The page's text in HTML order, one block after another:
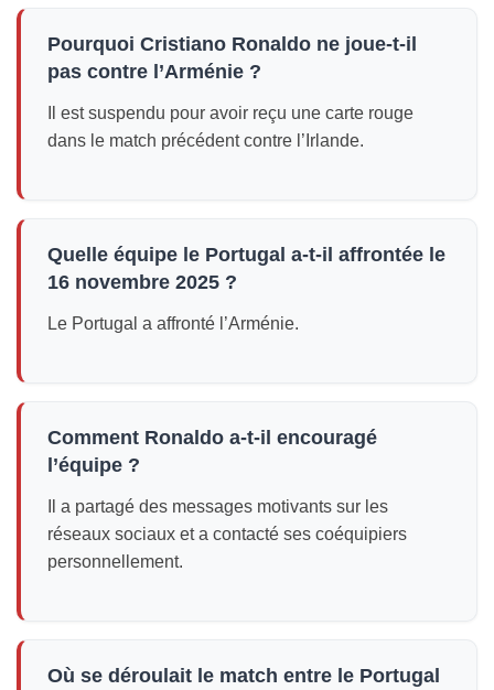
Pourquoi Cristiano Ronaldo ne joue-t-il
pas contre l’Arménie ?
Il est suspendu pour avoir reçu une carte rouge
dans le match précédent contre l’Irlande.
Quelle équipe le Portugal a-t-il affrontée le
16 novembre 2025 ?
Le Portugal a affronté l’Arménie.
Comment Ronaldo a-t-il encouragé
l’équipe ?
Il a partagé des messages motivants sur les
réseaux sociaux et a contacté ses coéquipiers
personnellement.
Où se déroulait le match entre le Portugal